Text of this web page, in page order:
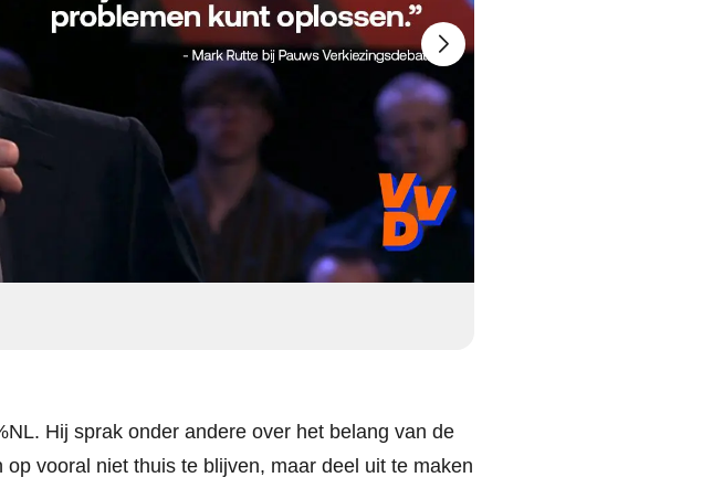
Hij sprak onder andere over het belang van de
vooral niet thuis te blijven, maar deel uit te maken